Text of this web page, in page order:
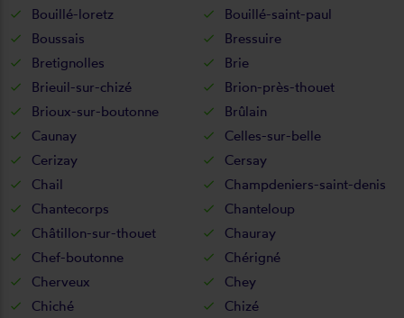
Bouillé-loretz
Bouillé-saint-paul
Boussais
Bressuire
Bretignolles
Brie
Brieuil-sur-chizé
Brion-près-thouet
Brioux-sur-boutonne
Brûlain
Caunay
Celles-sur-belle
Cerizay
Cersay
Chail
Champdeniers-saint-denis
Chantecorps
Chanteloup
Châtillon-sur-thouet
Chauray
Chef-boutonne
Chérigné
Cherveux
Chey
Chiché
Chizé